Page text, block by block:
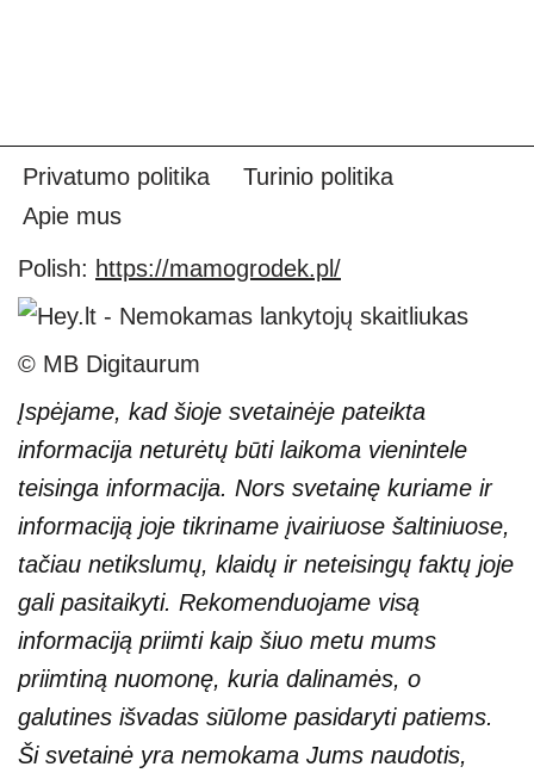
Privatumo politika
Turinio politika
Apie mus
Polish: https://mamogrodek.pl/
© MB Digitaurum
Įspėjame, kad šioje svetainėje pateikta
informacija neturėtų būti laikoma vienintele
teisinga informacija. Nors svetainę kuriame ir
informaciją joje tikriname įvairiuose šaltiniuose,
tačiau netikslumų, klaidų ir neteisingų faktų joje
gali pasitaikyti. Rekomenduojame visą
informaciją priimti kaip šiuo metu mums
priimtiną nuomonę, kuria dalinamės, o
galutines išvadas siūlome pasidaryti patiems.
Ši svetainė yra nemokama Jums naudotis,